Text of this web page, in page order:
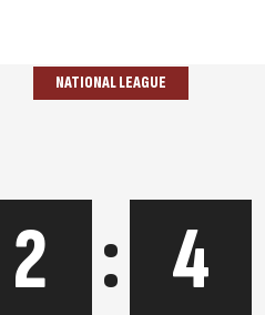
NATIONAL LEAGUE
2 : 4